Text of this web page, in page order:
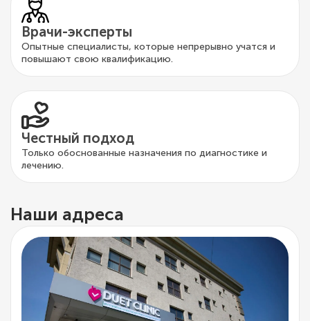
Врачи-эксперты
Опытные специалисты, которые непрерывно учатся и
повышают свою квалификацию.
Честный подход
Только обоснованные назначения по диагностике и
лечению.
Наши адреса